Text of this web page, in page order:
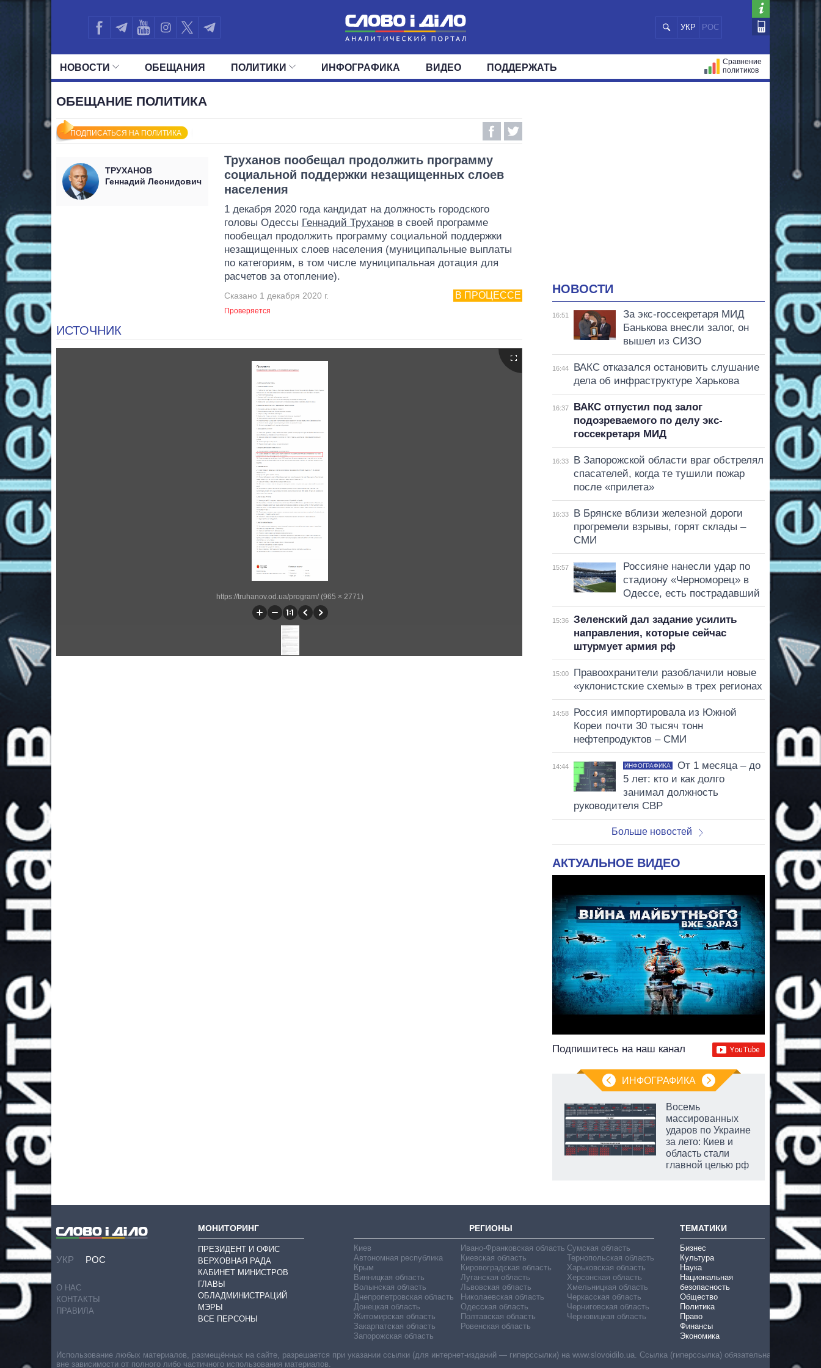
УКР РОС
НОВОСТИ
МИР
ОБЕЩАНИЯ ПОЛИТИКИ
ОКРУГА
ИНФОГРАФИКА ВИДЕО ПОДДЕРЖАТЬ
Сравнение
политиков
ОБЕЩАНИЕ ПОЛИТИКА
ПОДПИСАТЬСЯ НА ПОЛИТИКА
ТРУХАНОВ
Геннадий Леонидович
Труханов пообещал продолжить программу
социальной поддержки незащищенных слоев
населения
1 декабря 2020 года кандидат на должность городского
головы Одессы Геннадий Трухановв своей программе
пообещал продолжить программу социальной поддержки
незащищенных слоев населения (муниципальные выплаты
по категориям, в том числе муниципальная дотация для
расчетов за отопление).
В ПРОЦЕССЕ
Сказано 1 декабря 2020 г.
Проверяется
ИСТОЧНИК
https://truhanov.od.ua/program/ (965 × 2771)
НОВОСТИ
16:51
За экс-госсекретаря МИД
Банькова внесли залог, он
вышел из СИЗО
16:44
ВАКС отказался остановить слушание
дела об инфраструктуре Харькова
16:37
ВАКС отпустил под залог
подозреваемого по делу экс-
госсекретаря МИД
16:33
В Запорожской области враг обстрелял
спасателей, когда те тушили пожар
после «прилета»
16:33
В Брянске вблизи железной дороги
прогремели взрывы, горят склады –
СМИ
15:57
Россияне нанесли удар по
стадиону «Черноморец» в
Одессе, есть пострадавший
15:36
Зеленский дал задание усилить
направления, которые сейчас
штурмует армия рф
15:00
Правоохранители разоблачили новые
«уклонистские схемы» в трех регионах
14:58
Россия импортировала из Южной
Кореи почти 30 тысяч тонн
нефтепродуктов – СМИ
14:44 ИНФОГРАФИКА
От 1 месяца – до
5 лет: кто и как долго
занимал должность
руководителя СВР
Больше новостей
АКТУАЛЬНОЕ ВИДЕО
Подпишитесь на наш канал
ИНФОГРАФИКА
Восемь
массированных
ударов по Украине
за лето: Киев и
область стали
главной целью рф
УКР РОС
О НАС
КОНТАКТЫ
ПРАВИЛА
МОНИТОРИНГ
ПРЕЗИДЕНТ И ОФИС
ВЕРХОВНАЯ РАДА
КАБИНЕТ МИНИСТРОВ
ГЛАВЫ
ОБЛАДМИНИСТРАЦИЙ
МЭРЫ
ВСЕ ПЕРСОНЫ
РЕГИОНЫ
Киев
Автономная республика
Крым
Винницкая область
Волынская область
Днепропетровская область
Донецкая область
Житомирская область
Закарпатская область
Запорожская область
Ивано-Франковская область
Киевская область
Кировоградская область
Луганская область
Львовская область
Николаевская область
Одесская область
Полтавская область
Ровенская область
Сумская область
Тернопольская область
Харьковская область
Херсонская область
Хмельницкая область
Черкасская область
Черниговская область
Черновицкая область
ТЕМАТИКИ
Бизнес
Культура
Наука
Национальная
безопасность
Общество
Политика
Право
Финансы
Экономика
Использование любых материалов, размещённых на сайте, разрешается при указании ссылки (для интернет-изданий — гиперссылки) на www.slovoidilo.ua. Ссылка (гиперссылка) обязательна
вне зависимости от полного либо частичного использования материалов.